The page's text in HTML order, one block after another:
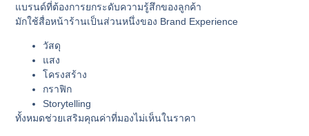
แบรนด์ที่ต้องการยกระดับความรู้สึกของลูกค้า
มักใช้สื่อหน้าร้านเป็นส่วนหนึ่งของ Brand Experience
วัสดุ
แสง
โครงสร้าง
กราฟิก
Storytelling
ทั้งหมดช่วยเสริมคุณค่าที่มองไม่เห็นในราคา